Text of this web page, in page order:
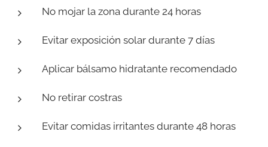
No mojar la zona durante 24 horas
Evitar exposición solar durante 7 días
Aplicar bálsamo hidratante recomendado
No retirar costras
Evitar comidas irritantes durante 48 horas